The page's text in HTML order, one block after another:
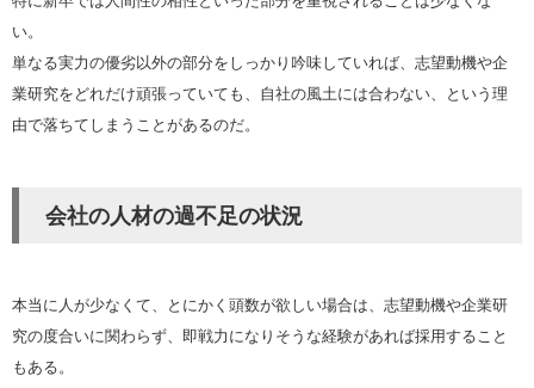
い。
単なる実力の優劣以外の部分をしっかり吟味していれば、志望動機や企
業研究をどれだけ頑張っていても、自社の風土には合わない、という理
由で落ちてしまうことがあるのだ。
会社の人材の過不足の状況
本当に人が少なくて、とにかく頭数が欲しい場合は、志望動機や企業研
究の度合いに関わらず、即戦力になりそうな経験があれば採用すること
もある。